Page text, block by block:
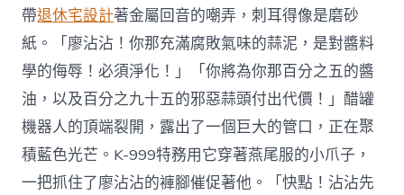
帶退休宅設計著金屬回音的嘲弄，刺耳得像是磨砂
紙。「廖沾沾！你那充滿腐敗氣味的蒜泥，是對醬料
學的侮辱！必須淨化！」「你將為你那百分之五的醬
油，以及百分之九十五的邪惡蒜頭付出代價！」醋罐
機器人的頂端裂開，露出了一個巨大的管口，正在聚
積藍色光芒。K-999特務用它穿著燕尾服的小爪子，
一把抓住了廖沾沾的褲腳催促著他。「快點！沾沾先